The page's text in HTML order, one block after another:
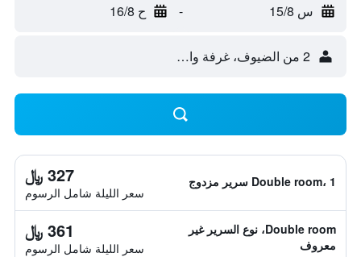
س 15/8 - ح 16/8
2 من الضيوف، غرفة واحدة
Double room، 1 سرير مزدوج 327 ﷼
سعر الليلة شامل الرسوم
Double room، نوع السرير غير
معروف
361 ﷼
سعر الليلة شامل الرسوم